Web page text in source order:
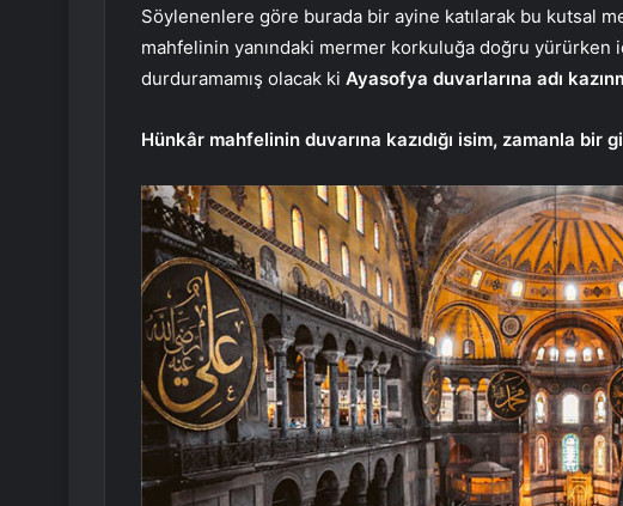
Söylenenlere göre burada bir ayine katılarak bu kutsal
mahfelinin yanındaki mermer korkuluğa doğru yürürken
durduramamış olacak ki Ayasofya duvarlarına adı
Hünkâr mahfelinin duvarına kazıdığı isim, zamanla bir